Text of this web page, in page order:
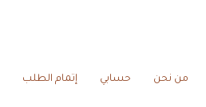
إتمام الطلب حسابي من نحن